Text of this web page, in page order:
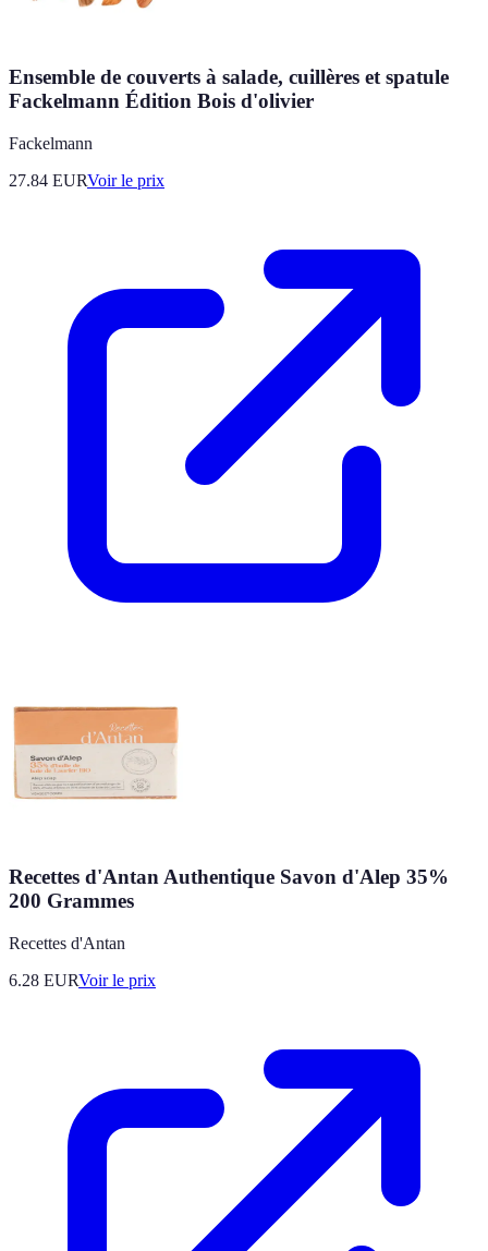
Ensemble de couverts à salade, cuillères et spatule
Fackelmann Édition Bois d'olivier
Fackelmann
27.84 EURVoir le prix
Recettes d'Antan Authentique Savon d'Alep 35%
200 Grammes
Recettes d'Antan
6.28 EURVoir le prix